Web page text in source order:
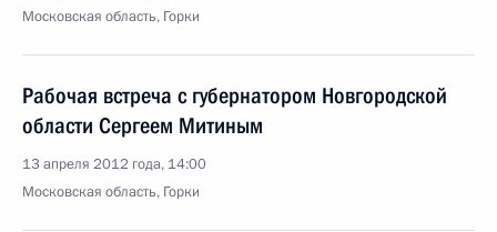
Московская область, Горки
Рабочая встреча с губернатором Новгородской
области Сергеем Митиным
13 апреля 2012 года, 14:00
Московская область, Горки